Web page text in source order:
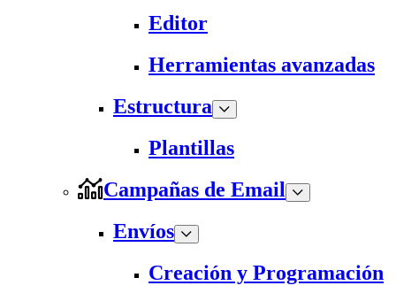
Editor
Herramientas avanzadas
Estructura
Plantillas
Campañas de Email
Envíos
Creación y Programación